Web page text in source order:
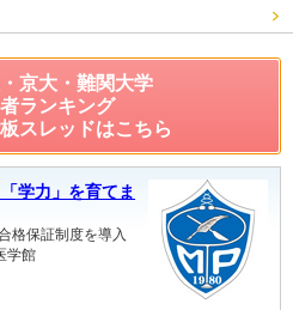
京大・難関大学
ランキング
スレッドはこちら